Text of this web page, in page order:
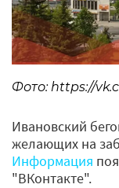
Фото: https://
Ивановский
желающих на
Информация
"ВКонтакте".